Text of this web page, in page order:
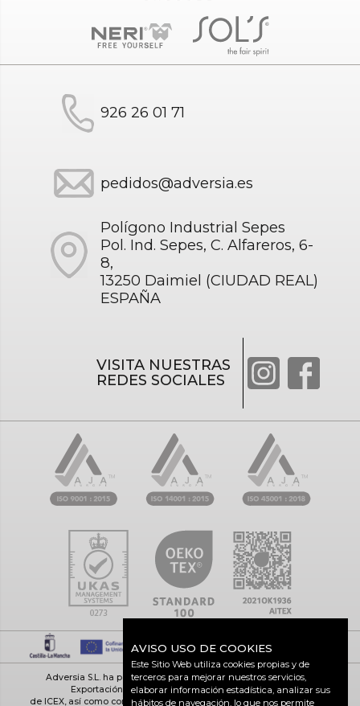
926 26 01 71
pedidos@adversia.es
Polígono Industrial Sepes
Pol. Ind. Sepes, C. Alfareros, 6-
8,
13250 Daimiel (CIUDAD REAL)
ESPAÑA
VISITA NUESTRAS
REDES SOCIALES
Adversia S.L. ha participado en el Programa de Iniciación a la
Exportación ICEX-Next, y ha contado con el apoyo
de ICEX, así como con la cofinanciación de Fondos europeos FEDER,
AVISO USO DE COOKIES
Este Sitio Web utiliza cookies propias y de
terceros para mejorar nuestros servicios,
elaborar información estadística, analizar sus
hábitos de navegación, lo que nos permite